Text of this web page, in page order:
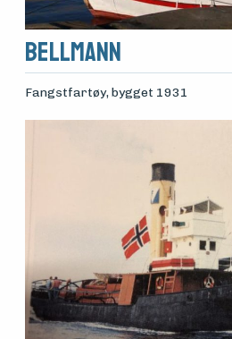
BELLMANN
Fangstfartøy, bygget 1931